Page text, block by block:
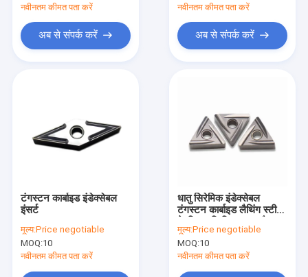
नवीनतम कीमत पता करें
अब से संपर्क करें
नवीनतम कीमत पता करें
अब से संपर्क करें
टंगस्टन कार्बाइड इंडेक्सेबल
इंसर्ट
मूल्य:Price negotiable
MOQ:10
नवीनतम कीमत पता करें
धातु सिरेमिक इंडेक्सेबल
टंगस्टन कार्बाइड लैथिंग स्टील
मूल्य:Price negotiable
MOQ:10
नवीनतम कीमत पता करें